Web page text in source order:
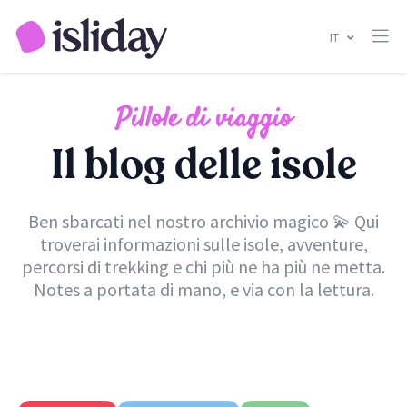
IT
Pillole di viaggio
Il blog delle isole
Ben sbarcati nel nostro archivio magico 💫 Qui
troverai informazioni sulle isole, avventure,
percorsi di trekking e chi più ne ha più ne metta.
Notes a portata di mano, e via con la lettura.